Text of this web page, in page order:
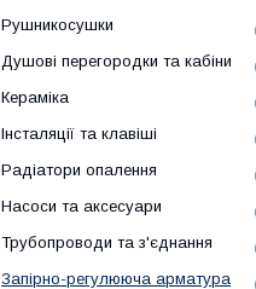
Рушникосушки
Душові перегородки та кабіни
Кераміка
Інсталяції та клавіші
Радіатори опалення
Насоси та аксесуари
Трубопроводи та з'єднання
Запірно-регулююча арматура